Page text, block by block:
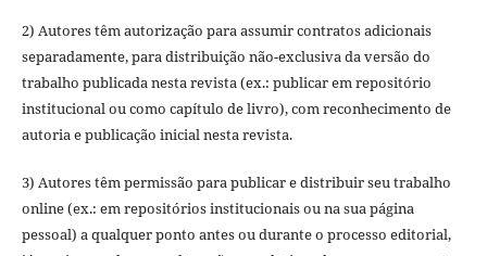
2) Autores têm autorização para assumir contratos adicionais
separadamente, para distribuição não-exclusiva da versão do
trabalho publicada nesta revista (ex.: publicar em repositório
institucional ou como capítulo de livro), com reconhecimento de
autoria e publicação inicial nesta revista.
3) Autores têm permissão para publicar e distribuir seu trabalho
online (ex.: em repositórios institucionais ou na sua página
pessoal) a qualquer ponto antes ou durante o processo editorial,